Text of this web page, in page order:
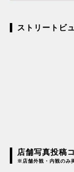
ストリートビ
店舗写真投稿
※店舗外観・内観のみ